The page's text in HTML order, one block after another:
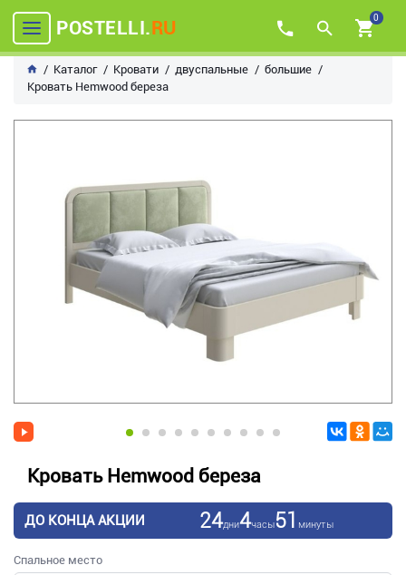
POSTELLI.RU 0
Каталог Кровати двуспальные
большие
Кровать Hemwood береза
Кровать Hemwood береза
ДО КОНЦА АКЦИИ 24дни4часы51 минуты
Спальное место